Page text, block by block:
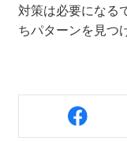
対策は必要になる
ちパターンを見つ